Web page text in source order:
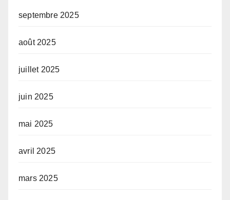
septembre 2025
août 2025
juillet 2025
juin 2025
mai 2025
avril 2025
mars 2025